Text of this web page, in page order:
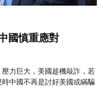
國慎重應對
力巨大，美國趁機敲詐，若
中國不再是討好美國或瞞騙